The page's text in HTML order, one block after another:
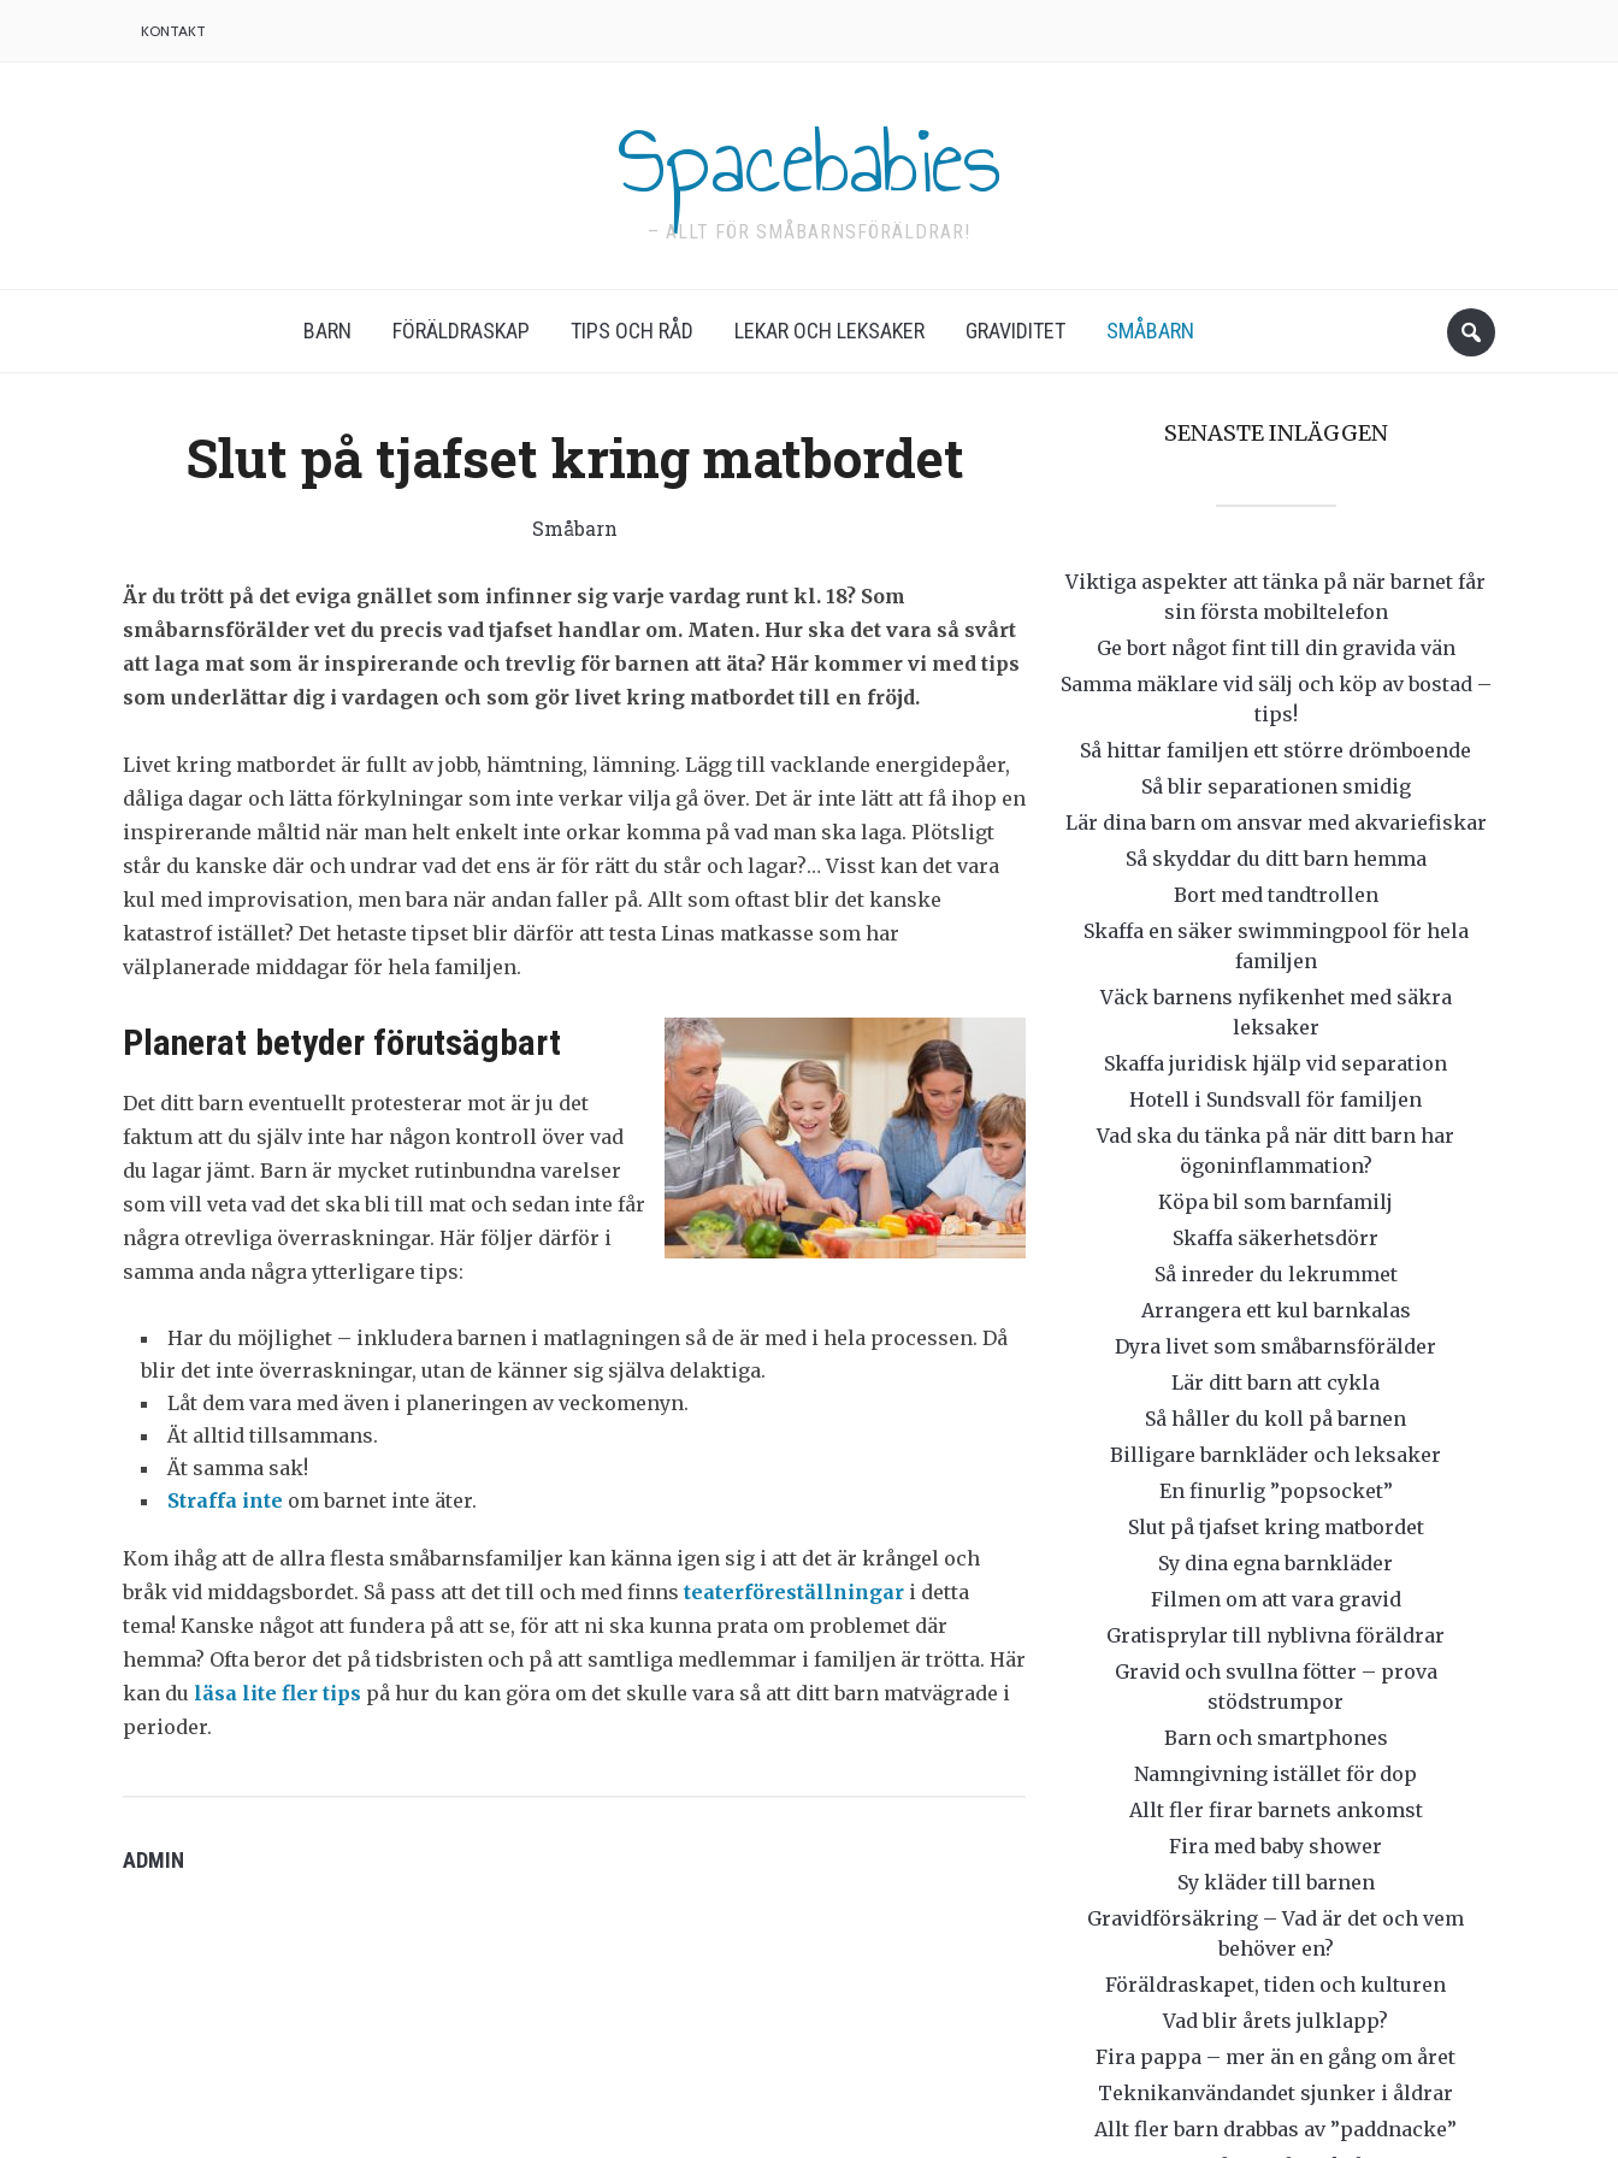
KONTAKT
Spacebabies
– ALLT FÖR SMÅBARNSFÖRÄLDRAR!
BARN FÖRÄLDRASKAP TIPS OCH RÅD LEKAR OCH LEKSAKER GRAVIDITET SMÅBARN
Slut på tjafset kring matbordet
Småbarn
Är du trött på det eviga gnället som infinner sig varje vardag runt kl. 18? Som
småbarnsförälder vet du precis vad tjafset handlar om. Maten. Hur ska det vara så svårt
att laga mat som är inspirerande och trevlig för barnen att äta? Här kommer vi med tips
som underlättar dig i vardagen och som gör livet kring matbordet till en fröjd.
Livet kring matbordet är fullt av jobb, hämtning, lämning. Lägg till vacklande energidepåer,
dåliga dagar och lätta förkylningar som inte verkar vilja gå över. Det är inte lätt att få ihop en
inspirerande måltid när man helt enkelt inte orkar komma på vad man ska laga. Plötsligt
står du kanske där och undrar vad det ens är för rätt du står och lagar?… Visst kan det vara
kul med improvisation, men bara när andan faller på. Allt som oftast blir det kanske
katastrof istället? Det hetaste tipset blir därför att testa Linas matkasse som har
välplanerade middagar för hela familjen.
Planerat betyder förutsägbart
Det ditt barn eventuellt protesterar mot är ju det
faktum att du själv inte har någon kontroll över vad
du lagar jämt. Barn är mycket rutinbundna varelser
som vill veta vad det ska bli till mat och sedan inte får
några otrevliga överraskningar. Här följer därför i
samma anda några ytterligare tips:
Har du möjlighet – inkludera barnen i matlagningen så de är med i hela processen. Då
blir det inte överraskningar, utan de känner sig själva delaktiga.
Låt dem vara med även i planeringen av veckomenyn.
Ät alltid tillsammans.
Ät samma sak!
Straffa inte om barnet inte äter.
Kom ihåg att de allra flesta småbarnsfamiljer kan känna igen sig i att det är krångel och
bråk vid middagsbordet. Så pass att det till och med finns teaterföreställningar i detta
tema! Kanske något att fundera på att se, för att ni ska kunna prata om problemet där
hemma? Ofta beror det på tidsbristen och på att samtliga medlemmar i familjen är trötta. Här
kan du läsa lite fler tips på hur du kan göra om det skulle vara så att ditt barn matvägrade i
perioder.
ADMIN
SENASTE INLÄGGEN
Viktiga aspekter att tänka på när barnet får
sin första mobiltelefon
Ge bort något fint till din gravida vän
Samma mäklare vid sälj och köp av bostad –
tips!
Så hittar familjen ett större drömboende
Så blir separationen smidig
Lär dina barn om ansvar med akvariefiskar
Så skyddar du ditt barn hemma
Bort med tandtrollen
Skaffa en säker swimmingpool för hela
familjen
Väck barnens nyfikenhet med säkra
leksaker
Skaffa juridisk hjälp vid separation
Hotell i Sundsvall för familjen
Vad ska du tänka på när ditt barn har
ögoninflammation?
Köpa bil som barnfamilj
Skaffa säkerhetsdörr
Så inreder du lekrummet
Arrangera ett kul barnkalas
Dyra livet som småbarnsförälder
Lär ditt barn att cykla
Så håller du koll på barnen
Billigare barnkläder och leksaker
En finurlig ”popsocket”
Slut på tjafset kring matbordet
Sy dina egna barnkläder
Filmen om att vara gravid
Gratisprylar till nyblivna föräldrar
Gravid och svullna fötter – prova
stödstrumpor
Barn och smartphones
Namngivning istället för dop
Allt fler firar barnets ankomst
Fira med baby shower
Sy kläder till barnen
Gravidförsäkring – Vad är det och vem
behöver en?
Föräldraskapet, tiden och kulturen
Vad blir årets julklapp?
Fira pappa – mer än en gång om året
Teknikanvändandet sjunker i åldrar
Allt fler barn drabbas av ”paddnacke”